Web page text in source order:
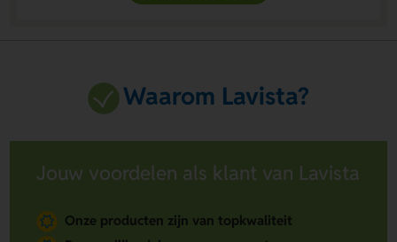
Waarom Lavista?
Jouw voordelen als klant van Lavista
Onze producten zijn van topkwaliteit